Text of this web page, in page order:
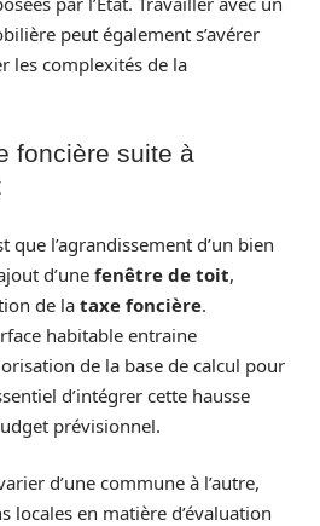
peut également s’avérer
les complexités de la
foncière suite à
que l’agrandissement d’un bien
d’une fenêtre de toit,
de la taxe foncière.
habitable entraine
de la base de calcul pour
d’intégrer cette hausse
prévisionnel.
d’une commune à l’autre,
locales en matière d’évaluation